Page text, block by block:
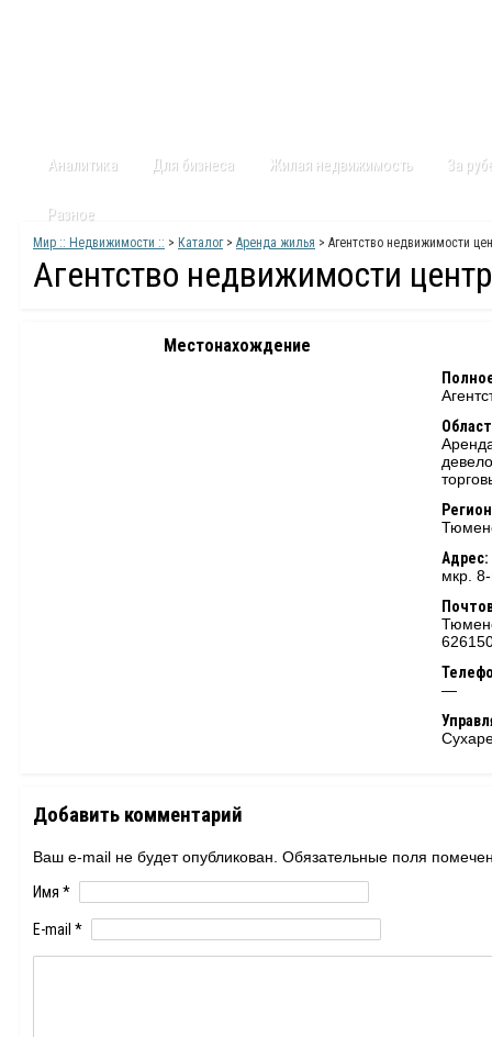
Аналитика Для бизнеса Жилая недвижимость За
Разное
Мир :: Недвижимости :: > Каталог> Аренда жилья > Агентство недвижимости
Агентство недвижимости
Местонахождение
Адрес:
мкр.
—
Добавить комментарий
Ваш e-mail не будет опубликован. Обязательные поля
Имя *
E-mail *